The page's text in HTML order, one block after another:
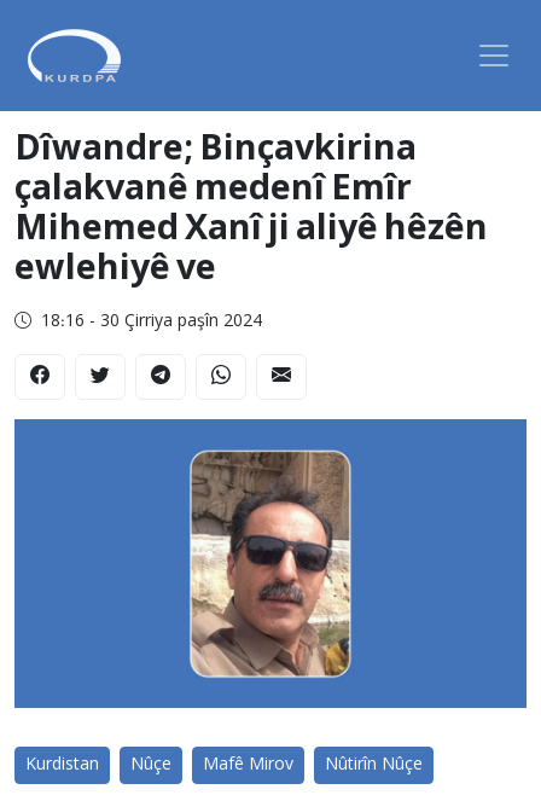
Dîwandre; Binçavkirina
çalakvanê medenî Emîr
Mihemed Xanî ji aliyê hêzên
ewlehiyê ve
18:16 - 30 Çirriya paşîn 2024
Kurdistan Nûçe Mafê Mirov Nûtirîn Nûçe